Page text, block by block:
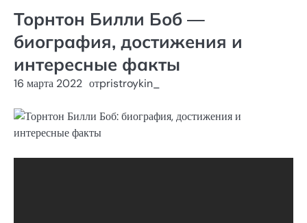
Торнтон Билли Боб —
биография, достижения и
интересные факты
16 марта 2022 отpristroykin_